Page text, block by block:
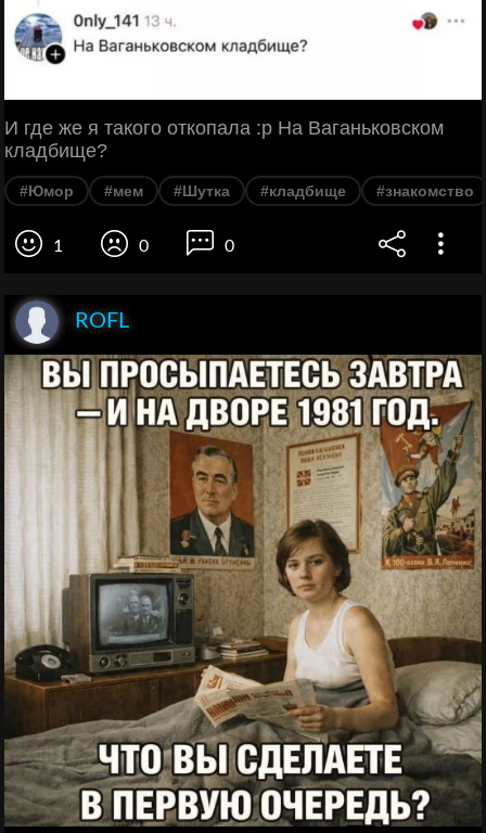
И где же я такого откопала :р На Ваганьковском
кладбище?
#Юмор #мем #Шутка #кладбище #знакомство
1 0 0
ROFL